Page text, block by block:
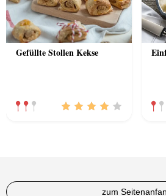
Gefüllte Stollen Kekse
zum